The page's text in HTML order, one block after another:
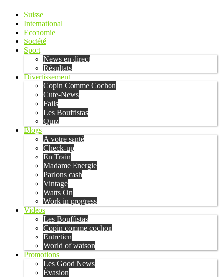
Suisse
International
Economie
Société
Sport
News en direct
Résultats
Divertissement
Copin Comme Cochon
Cute-News
Fails
Les Bouffistas
Quiz
Blogs
A votre santé
Check-up
En Train
Madame Energie
Parlons cash
Vintage
Watts On
Work in progress
Vidéos
Les Bouffistas
Copin comme cochon
Entretien
World of watson
Promotions
Les Good News
Évasion